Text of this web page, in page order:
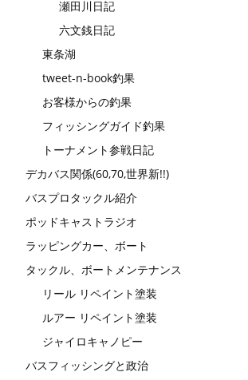
瀬田川日記
六文銭日記
東条湖
tweet-n-book釣果
お客様からの釣果
フィッシングガイド釣果
トーナメント参戦日記
デカバス関係(60,70,世界新!!)
バスプロタックル紹介
ポッドキャストラジオ
ラッピングカー、ボート
タックル、ボートメンテナンス
リール リペイント塗装
ルアー リペイント塗装
ジャイロキャノピー
バスフィッシングと政治